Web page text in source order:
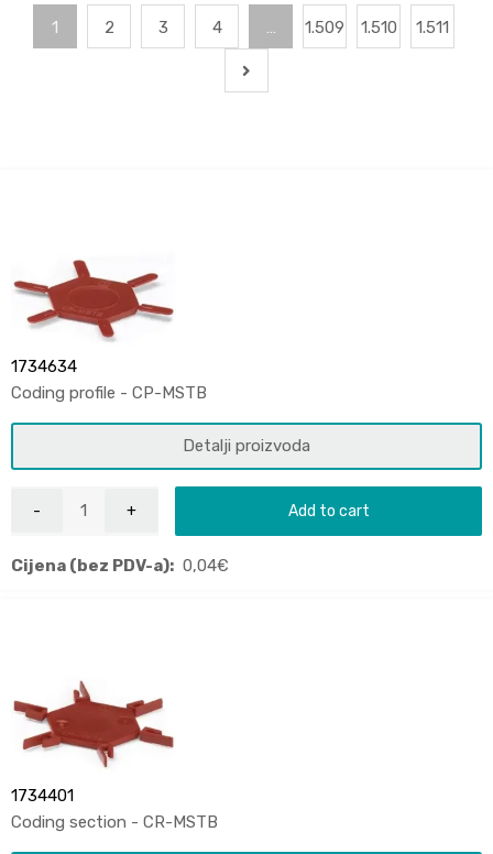
1 2 3 4 … 1.509 1.510 1.511
1734634
Coding profile - CP-MSTB
Detalji proizvoda
Add to cart
Cijena (bez PDV-a): 0,04€
1734401
Coding section - CR-MSTB